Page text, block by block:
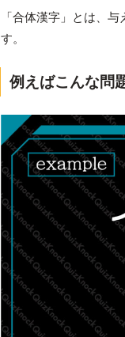
「合体漢字」とは、
す。
例えばこんな問